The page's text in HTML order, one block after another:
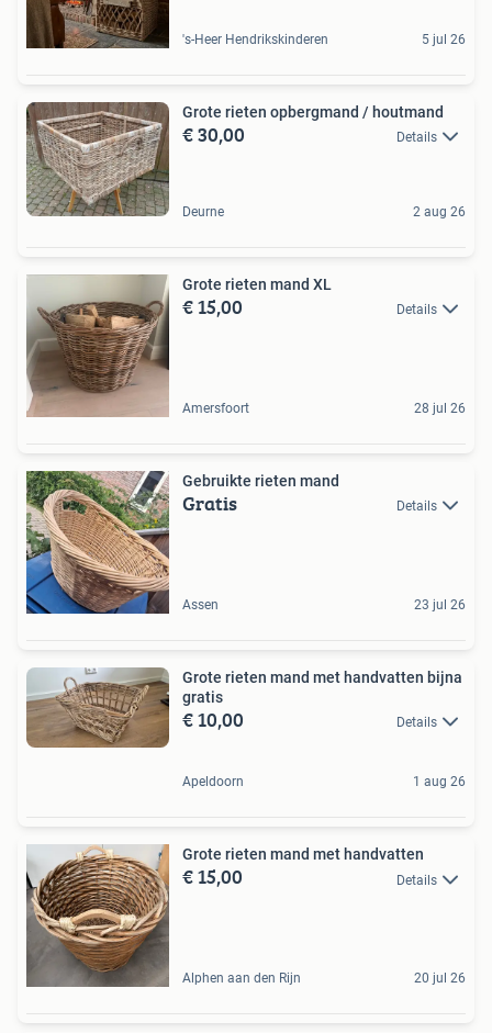
's-Heer Hendrikskinderen 5 jul 26
Grote rieten opbergmand / houtmand
€ 30,00 Details
Deurne 2 aug 26
Grote rieten mand XL
€ 15,00 Details
Amersfoort 28 jul 26
Gebruikte rieten mand
Gratis Details
Assen 23 jul 26
Grote rieten mand met handvatten bijna
gratis
€ 10,00 Details
Apeldoorn 1 aug 26
Grote rieten mand met handvatten
€ 15,00 Details
Alphen aan den Rijn 20 jul 26